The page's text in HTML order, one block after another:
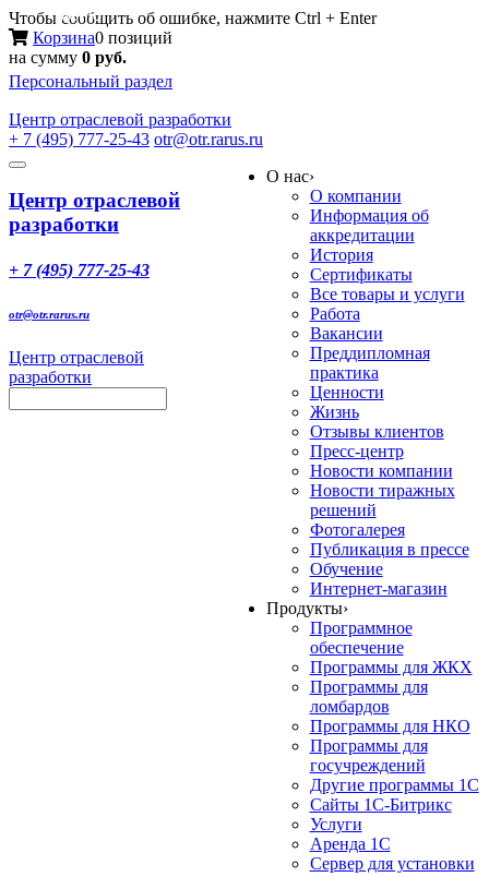
Чтобы сообщить об ошибке, нажмите Ctrl + Enter
Корзина0 позиций
на сумму 0 руб.
Персональный раздел
Центр отраслевой разработки
+ 7 (495) 777-25-43 otr@otr.rarus.ru
Toggle
Меню
Центр отраслевой
разработки
+ 7 (495) 777-25-43
otr@otr.rarus.ru
Центр отраслевой
разработки
О нас›
О компании
Информация об
аккредитации
История
Сертификаты
Все товары и услуги
Работа
Вакансии
Преддипломная
практика
Ценности
Жизнь
Отзывы клиентов
Пресс-центр
Новости компании
Новости тиражных
решений
Фотогалерея
Публикация в прессе
Обучение
Интернет-магазин
Продукты›
Программное
обеспечение
Программы для ЖКХ
Программы для
ломбардов
Программы для НКО
Программы для
госучреждений
Другие программы 1С
Сайты 1С-Битрикс
Услуги
Аренда 1С
Сервер для установки